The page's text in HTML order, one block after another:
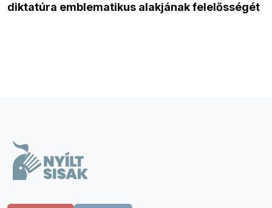
diktatúra emblematikus alakjának felelősségét